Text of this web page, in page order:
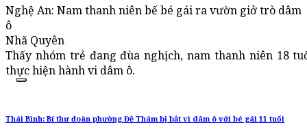
Nghệ An: Nam thanh niên bế bé gái ra vườn giở trò dâm
ô
Nhã Quyên
Thấy nhóm trẻ đang đùa nghịch, nam thanh niên 18
thực hiện hành vi dâm ô.
Thái Bình: Bí thư đoàn phường Đề Thám bị bắt vì dâm ô với bé gái 11 tuổi